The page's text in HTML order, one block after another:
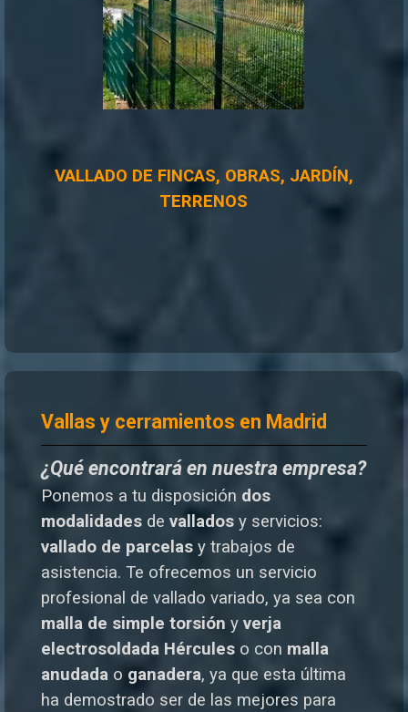
VALLADO DE FINCAS, OBRAS, JARDÍN,
TERRENOS
Vallas y cerramientos en Madrid
¿Qué encontrará en nuestra empresa?
Ponemos a tu disposición dos
modalidades de vallados y servicios:
vallado de parcelas y trabajos de
asistencia. Te ofrecemos un servicio
profesional de vallado variado, ya sea con
malla de simple torsión y verja
electrosoldada Hércules o con malla
anudada o ganadera, ya que esta última
ha demostrado ser de las mejores para